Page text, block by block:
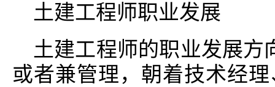
土建工程师职业发展
土建工程师的职业发展
或者兼管理，朝着技术经